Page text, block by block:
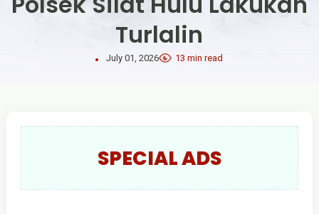
Turlalin
July 01, 2026 13 min read
SPECIAL ADS